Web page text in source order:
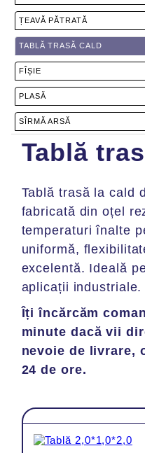
ȚEAVĂ PĂTRATĂ
TABLĂ TRASĂ CALD
FÎȘIE
PLASĂ
SÎRMĂ ARSĂ
Tablă
Tablă trasă la cald
fabricată din oțel
temperaturi înalte
uniformă,
excelentă. Ideală
aplicații industriale.
Îți încărcăm
minute dacă vii
nevoie de livrare,
24 de ore.